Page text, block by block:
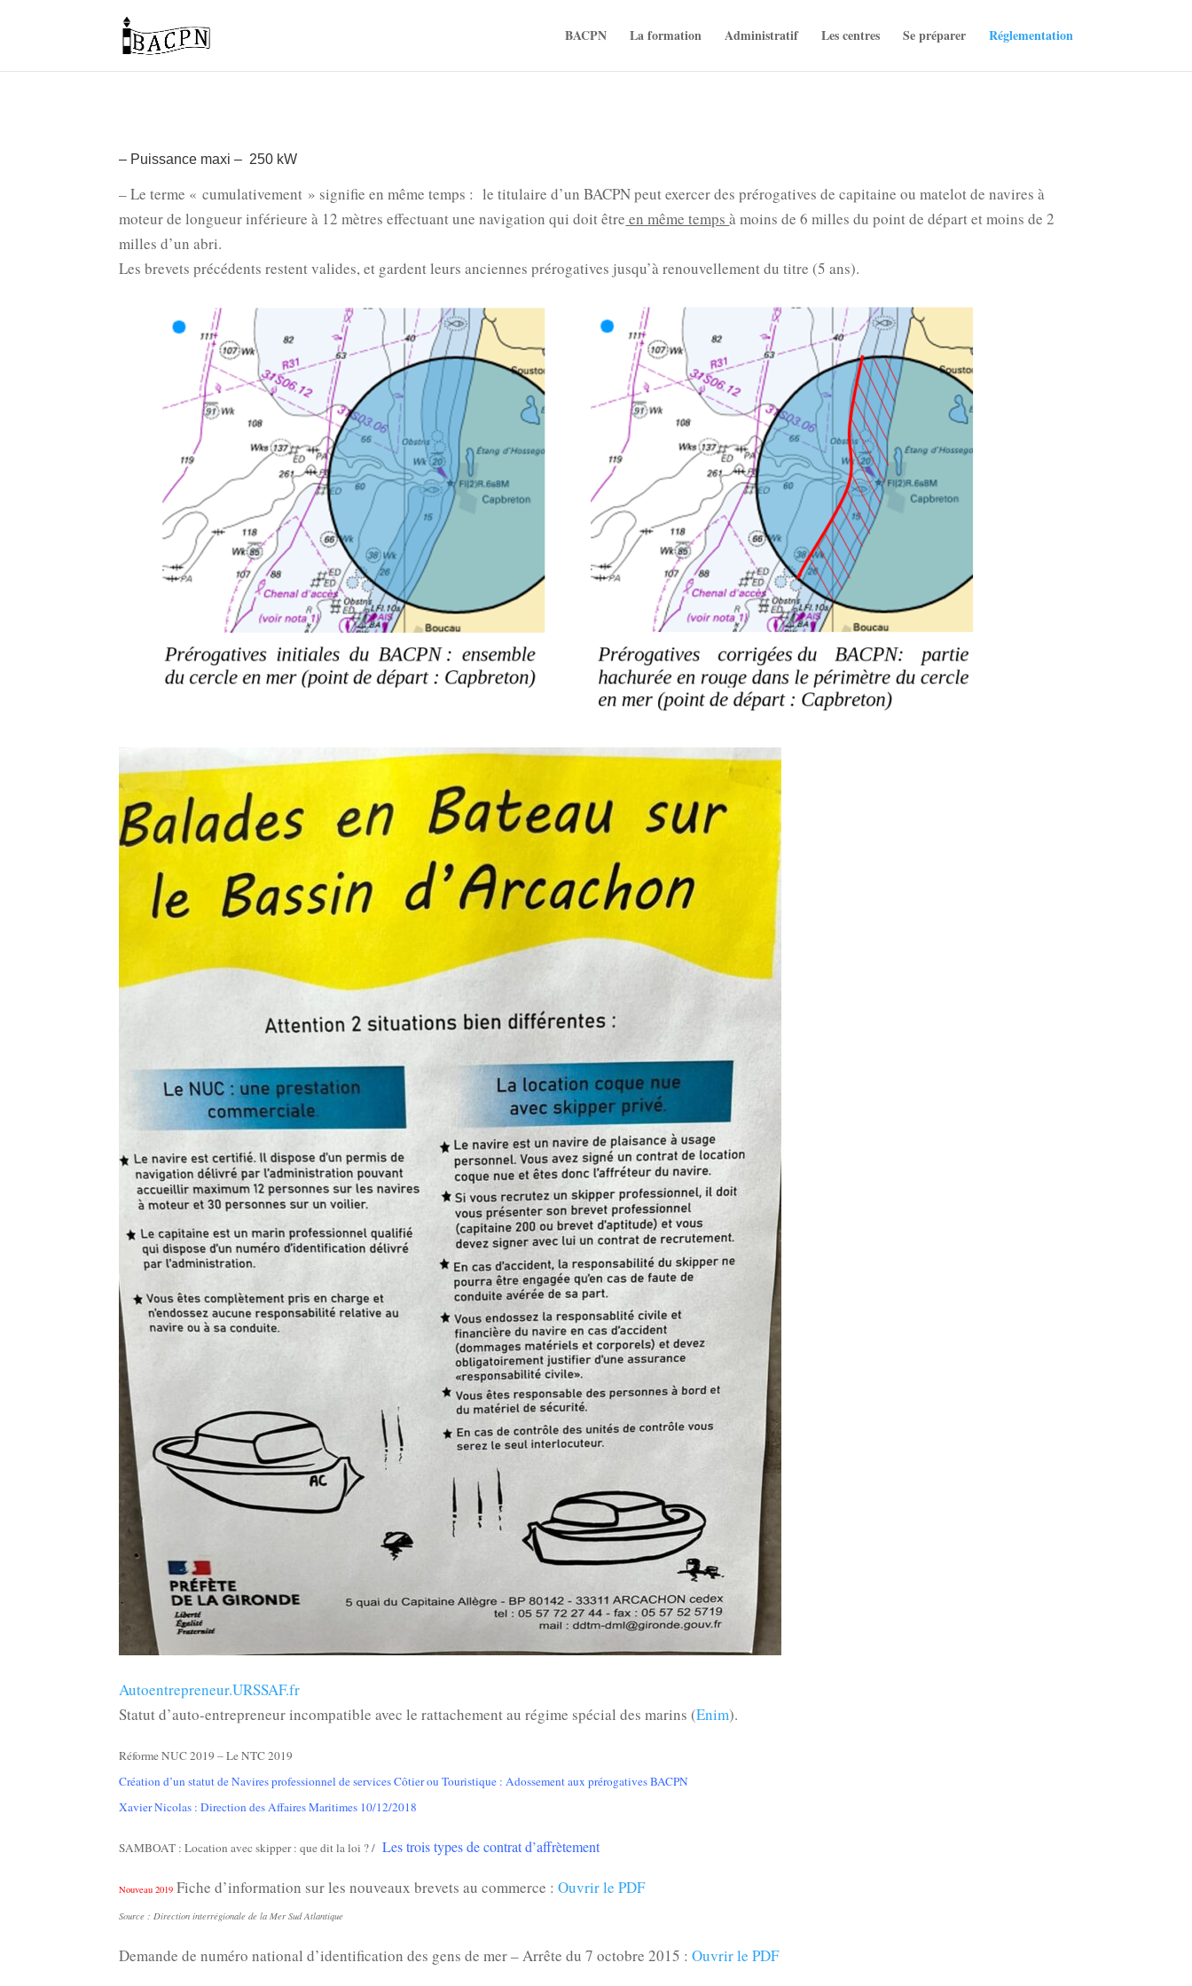
BACPN La formation Administratif Les centres Se préparer Réglementation
– Puissance maxi – 250 kW
– Le terme « cumulativement » signifie en même temps : le titulaire d’un BACPN peut exercer des prérogatives de capitaine ou matelot de navires à
moteur de longueur inférieure à 12 mètres effectuant une navigation qui doit être en même tempsà moins de 6 milles du point de départ et moins de 2
milles d’un abri.
Les brevets précédents restent valides, et gardent leurs anciennes prérogatives jusqu’à renouvellement du titre (5 ans).
Autoentrepreneur.URSSAF.fr
Statut d’auto-entrepreneur incompatible avec le rattachement au régime spécial des marins (Enim).
Réforme NUC 2019 – Le NTC 2019
Création d’un statut de Navires professionnel de services Côtier ou Touristique : Adossement aux prérogatives BACPN
Xavier Nicolas : Direction des Affaires Maritimes 10/12/2018
SAMBOAT : Location avec skipper : que dit la loi ? /Les trois types de contrat d’affrètement
Nouveau 2019 Fiche d’information sur les nouveaux brevets au commerce :Ouvrir le PDF
Source : Direction interrégionale de la Mer Sud Atlantique
Demande de numéro national d’identification des gens de mer – Arrête du 7 octobre 2015 :Ouvrir le PDF